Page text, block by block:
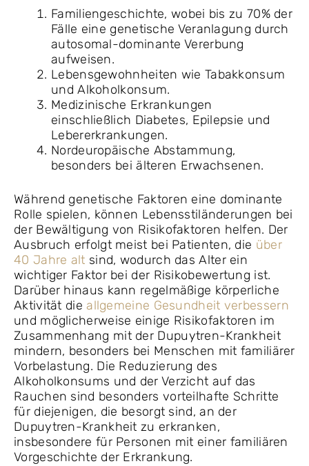
Familiengeschichte, wobei bis zu 70% der
Fälle eine genetische Veranlagung durch
autosomal-dominante Vererbung
aufweisen.
Lebensgewohnheiten wie Tabakkonsum
und Alkoholkonsum.
Medizinische Erkrankungen
einschließlich Diabetes, Epilepsie und
Lebererkrankungen.
Nordeuropäische Abstammung,
besonders bei älteren Erwachsenen.
Während genetische Faktoren eine dominante
Rolle spielen, können Lebensstiländerungen bei
der Bewältigung von Risikofaktoren helfen. Der
Ausbruch erfolgt meist bei Patienten, die über
40 Jahre alt sind, wodurch das Alter ein
wichtiger Faktor bei der Risikobewertung ist.
Darüber hinaus kann regelmäßige körperliche
Aktivität dieallgemeine Gesundheit verbessern
und möglicherweise einige Risikofaktoren im
Zusammenhang mit der Dupuytren-Krankheit
mindern, besonders bei Menschen mit familiärer
Vorbelastung. Die Reduzierung des
Alkoholkonsums und der Verzicht auf das
Rauchen sind besonders vorteilhafte Schritte
für diejenigen, die besorgt sind, an der
Dupuytren-Krankheit zu erkranken,
insbesondere für Personen mit einer familiären
Vorgeschichte der Erkrankung.